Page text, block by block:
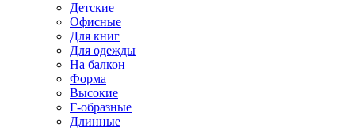
Детские
Офисные
Для книг
Для одежды
На балкон
Форма
Высокие
Г-образные
Длинные